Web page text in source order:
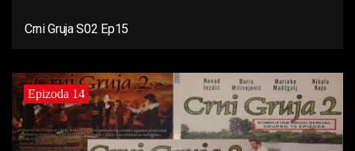
Crni Gruja S02 Ep15
Epizoda 14